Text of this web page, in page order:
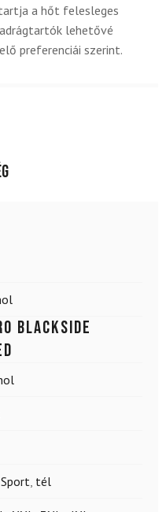
a hőt felesleges
lehetővé
preferenciái szerint.
Blackside
Sport, tél